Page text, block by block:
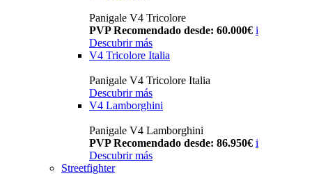
Panigale V4 Tricolore
PVP Recomendado desde: 60.000€ i
Descubrir más
V4 Tricolore Italia
Panigale V4 Tricolore Italia
Descubrir más
V4 Lamborghini
Panigale V4 Lamborghini
PVP Recomendado desde: 86.950€ i
Descubrir más
Streetfighter